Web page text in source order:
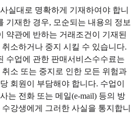
실대로 명확하게 기재하여야 합니
기재한 경우, 모순되는 내용의 정보
약관에 반하는 거래조건이 기재된
소하거나 중지 시킬 수 있습니다.
수업에 관한 판매서비스수수료는
소 또는 중지로 인한 모든 위험과
회원이 부담해야 합니다. 수업이
는 전화 또는 메일(e-mail) 등의 방
강생에게 그러한 사실을 통지합니